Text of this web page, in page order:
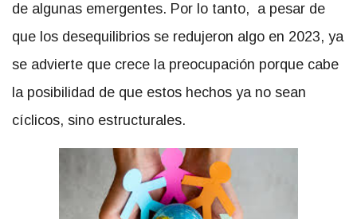
de algunas emergentes. Por lo tanto, a pesar de
que los desequilibrios se redujeron algo en 2023, ya
se advierte que crece la preocupación porque cabe
la posibilidad de que estos hechos ya no sean
cíclicos, sino estructurales.